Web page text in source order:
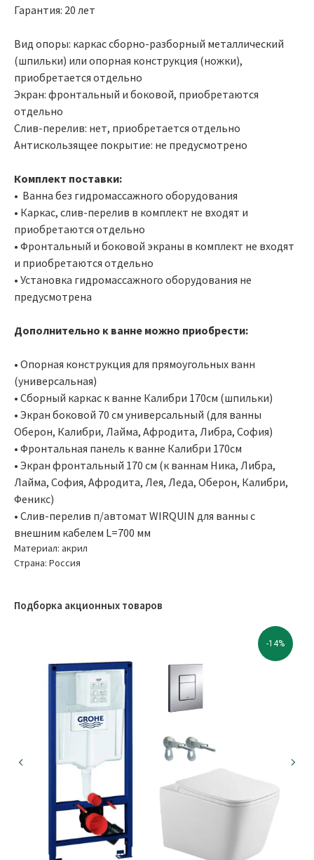
Гарантия: 20 лет
Вид опоры: каркас сборно-разборный металлический
(шпильки) или опорная конструкция (ножки),
приобретается отдельно
Экран: фронтальный и боковой, приобретаются
отдельно
Слив-перелив: нет, приобретается отдельно
Антискользящее покрытие: не предусмотрено
Комплект поставки:
• Ванна без гидромассажного оборудования
• Каркас, слив-перелив в комплект не входят и
приобретаются отдельно
• Фронтальный и боковой экраны в комплект не входят
и приобретаются отдельно
• Установка гидромассажного оборудования не
предусмотрена
Дополнительно к ванне можно приобрести:
• Опорная конструкция для прямоугольных ванн
(универсальная)
• Сборный каркас к ванне Калибри 170см (шпильки)
• Экран боковой 70 см универсальный (для ванны
Оберон, Калибри, Лайма, Афродита, Либра, София)
• Фронтальная панель к ванне Калибри 170см
• Экран фронтальный 170 см (к ваннам Ника, Либра,
Лайма, София, Афродита, Лея, Леда, Оберон, Калибри,
Феникс)
• Слив-перелив п/автомат WIRQUIN для ванны с
внешним кабелем L=700 мм
Материал: акрил
Страна: Россия
Подборка акционных товаров
-14%
МЫ В СОЦИАЛЬНЫХ СЕТЯХ
Сотрудничество
Вакансии